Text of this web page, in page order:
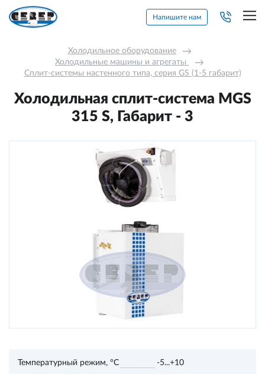
Напишите нам
Холодильное оборудование →
Холодильные машины и агрегаты →
Сплит-системы настенного типа, серия GS (1-5 габарит)
Холодильная сплит-система MGS
315 S, Габарит - 3
Температурный режим, °С
-5...+10